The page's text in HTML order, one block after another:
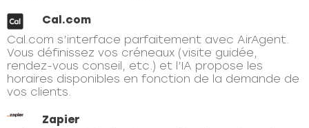
Cal.com
Cal.com s’interface parfaitement avec AirAgent.
Vous définissez vos créneaux (visite guidée,
rendez-vous conseil, etc.) et l’IA propose les
horaires disponibles en fonction de la demande de
vos clients.
Zapier